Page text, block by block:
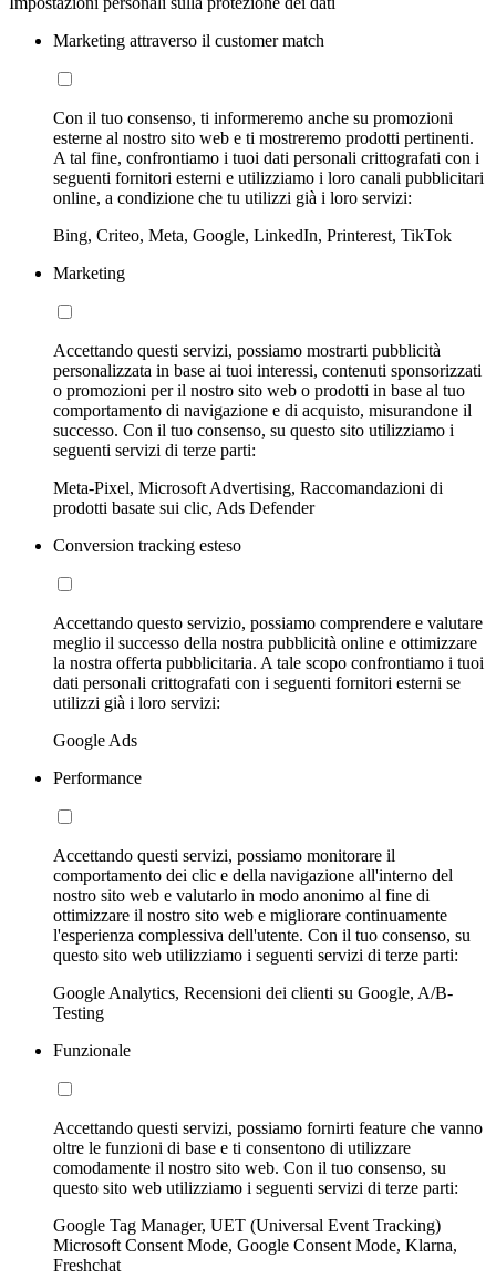
Marketing attraverso il customer match
Con il tuo consenso, ti informeremo anche su promozioni
esterne al nostro sito web e ti mostreremo prodotti pertinenti.
A tal fine, confrontiamo i tuoi dati personali crittografati con i
seguenti fornitori esterni e utilizziamo i loro canali pubblicitari
online, a condizione che tu utilizzi già i loro servizi:
Bing, Criteo, Meta, Google, LinkedIn, Printerest, TikTok
Marketing
Accettando questi servizi, possiamo mostrarti pubblicità
personalizzata in base ai tuoi interessi, contenuti sponsorizzati
o promozioni per il nostro sito web o prodotti in base al tuo
comportamento di navigazione e di acquisto, misurandone il
successo. Con il tuo consenso, su questo sito utilizziamo i
seguenti servizi di terze parti:
Meta-Pixel, Microsoft Advertising, Raccomandazioni di
prodotti basate sui clic, Ads Defender
Conversion tracking esteso
Accettando questo servizio, possiamo comprendere e valutare
meglio il successo della nostra pubblicità online e ottimizzare
la nostra offerta pubblicitaria. A tale scopo confrontiamo i tuoi
dati personali crittografati con i seguenti fornitori esterni se
utilizzi già i loro servizi:
Google Ads
Performance
Accettando questi servizi, possiamo monitorare il
comportamento dei clic e della navigazione all'interno del
nostro sito web e valutarlo in modo anonimo al fine di
ottimizzare il nostro sito web e migliorare continuamente
l'esperienza complessiva dell'utente. Con il tuo consenso, su
questo sito web utilizziamo i seguenti servizi di terze parti:
Google Analytics, Recensioni dei clienti su Google, A/B-
Testing
Funzionale
Accettando questi servizi, possiamo fornirti feature che vanno
oltre le funzioni di base e ti consentono di utilizzare
comodamente il nostro sito web. Con il tuo consenso, su
questo sito web utilizziamo i seguenti servizi di terze parti:
Google Tag Manager, UET (Universal Event Tracking)
Microsoft Consent Mode, Google Consent Mode, Klarna,
Freshchat